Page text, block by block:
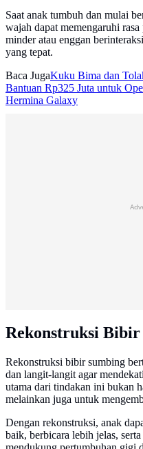
Saat anak tumbuh dan mulai
wajah dapat memengaruhi
minder atau enggan
yang tepat.
Baca JugaKuku Bima dan
Bantuan Rp325 Juta untuk
Hermina Galaxy
Rekonstruksi Bibir
Rekonstruksi bibir sumbing
dan langit-langit agar
utama dari tindakan ini bukan
melainkan juga untuk
Dengan rekonstruksi, anak
baik, berbicara lebih jelas,